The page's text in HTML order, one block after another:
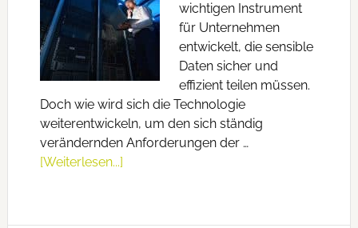
wichtigen Instrument
für Unternehmen
entwickelt, die sensible
Daten sicher und
effizient teilen müssen.
Doch wie wird sich die Technologie
weiterentwickeln, um den sich ständig
verändernden Anforderungen der …
[Weiterlesen...]